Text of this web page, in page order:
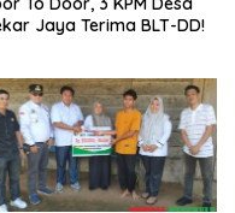
Jaya Terima BLT-DD!